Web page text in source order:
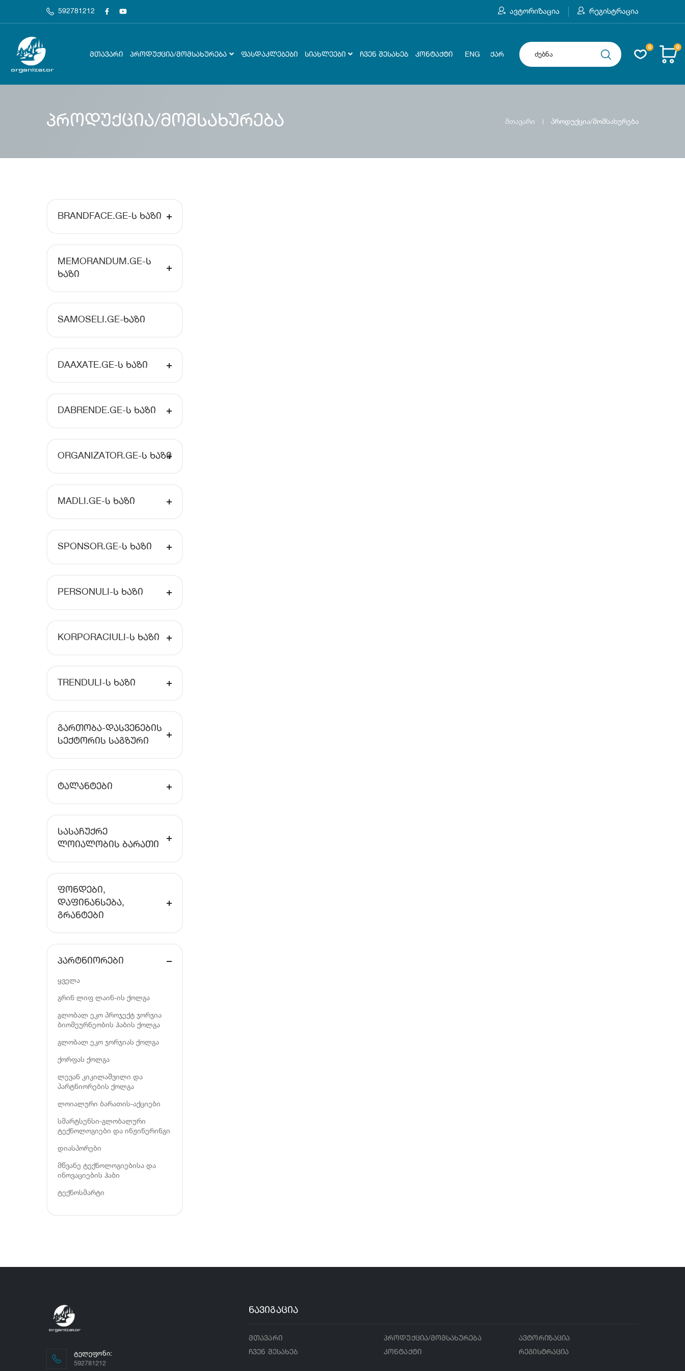
592781212 ავტორიზაცია რეგისტრაცია
ᲛᲗᲐᲕᲐᲠᲘ ᲞᲠᲝᲓᲣᲥᲪᲘᲐ/ᲛᲝᲛᲡᲐᲮᲣᲠᲔᲑᲐ ᲤᲐᲡᲓᲐᲙᲚᲔᲑᲔᲑᲘ ᲡᲘᲐᲮᲚᲔᲔᲑᲘ ᲩᲕᲔᲜ ᲨᲔᲡᲐᲮᲔᲑ ᲙᲝᲜᲢᲐᲥᲢᲘ ENG ᲥᲐᲠ
0 0
პროდუქცია/მომსახურება მთავარი პროდუქცია/მომსახურება
BRANDFACE.GE-Ს ᲮᲐᲖᲘ
MEMORANDUM.GE-Ს
ᲮᲐᲖᲘ
SAMOSELI.GE-ᲮᲐᲖᲘ
DAAXATE.GE-Ს ᲮᲐᲖᲘ
DABRENDE.GE-Ს ᲮᲐᲖᲘ
ORGANIZATOR.GE-Ს ᲮᲐᲖᲘ
MADLI.GE-Ს ᲮᲐᲖᲘ
SPONSOR.GE-Ს ᲮᲐᲖᲘ
PERSONULI-Ს ᲮᲐᲖᲘ
KORPORACIULI-Ს ᲮᲐᲖᲘ
TRENDULI-Ს ᲮᲐᲖᲘ
ᲒᲐᲠᲗᲝᲑᲐ-ᲓᲐᲡᲕᲔᲜᲔᲑᲘᲡ
ᲡᲔᲥᲢᲝᲠᲘᲡ ᲡᲐᲒᲖᲣᲠᲘ
ᲢᲐᲚᲐᲜᲢᲔᲑᲘ
ᲡᲐᲡᲐᲩᲣᲥᲠᲔ
ᲚᲝᲘᲐᲚᲝᲑᲘᲡ ᲑᲐᲠᲐᲗᲘ
ᲤᲝᲜᲓᲔᲑᲘ,
ᲓᲐᲤᲘᲜᲐᲜᲡᲔᲑᲐ,
ᲒᲠᲐᲜᲢᲔᲑᲘ
ᲞᲐᲠᲢᲜᲘᲝᲠᲔᲑᲘ
ყველა
გრინ ლიფ ლაინ-ის ქოლგა
გლობალ ეკო პროჯექტ ჯორჯია
ბიომეურნეობის ჰაბის ქოლგა
გლობალ ეკო ჯორჯიას ქოლგა
ქორფას ქოლგა
ლევან კიკილაშვილი და
პარტნიორების ქოლგა
ლოიალური ბარათის-აქციები
სმარტსენსი-გლობალური
ტექნოლოგიები და ინჟინერინგი
დიასპორები
მწვანე ტექნოლოგიებისა და
ინოვაციების ჰაბი
ტექნოსმარტი
ᲢᲔᲚᲔᲤᲝᲜᲘ:
592781212
ნავიგაცია
მთავარი
ჩვენ შესახებ
პროდუქცია/მომსახურება
კონტაქტი
ავტორიზაცია
რეგისტრაცია